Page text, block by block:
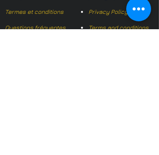
Termes et conditions
Questions fréquentes
Privacy Policy
Terms and conditions